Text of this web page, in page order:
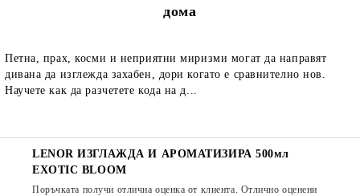
дома
Петна, прах, косми и неприятни миризми могат да направят
дивана да изглежда захабен, дори когато е сравнително нов.
Научете как да разчетете кода на д...
LENOR ИЗГЛАЖДА И АРОМАТИЗИРА 500мл
EXOTIC BLOOM
Поръчката получи отлична оценка от клиента. Отлично оценени